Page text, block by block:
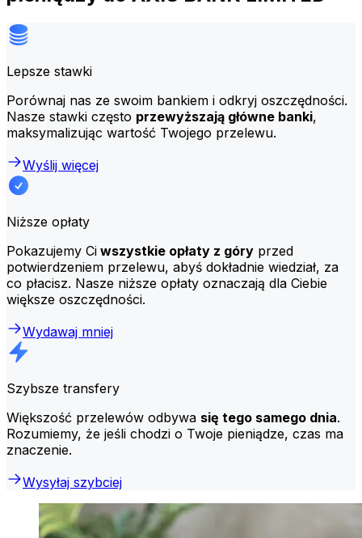
Lepsze stawki
Porównaj nas ze swoim bankiem i odkryj oszczędności.
Nasze stawki często przewyższają główne banki,
maksymalizując wartość Twojego przelewu.
Wyślij więcej
Niższe opłaty
Pokazujemy Ci wszystkie opłaty z góry przed
potwierdzeniem przelewu, abyś dokładnie wiedział, za
co płacisz. Nasze niższe opłaty oznaczają dla Ciebie
większe oszczędności.
Wydawaj mniej
Szybsze transfery
Większość przelewów odbywa się tego samego dnia.
Rozumiemy, że jeśli chodzi o Twoje pieniądze, czas ma
znaczenie.
Wysyłaj szybciej